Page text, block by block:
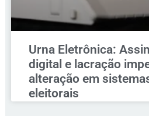
Urna Eletrônica:
digital e lacração
alteração em
eleitorais